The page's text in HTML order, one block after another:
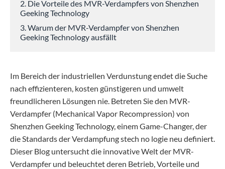
2. Die Vorteile des MVR-Verdampfers von Shenzhen
Geeking Technology
3. Warum der MVR-Verdampfer von Shenzhen
Geeking Technology ausfällt
Im Bereich der industriellen Verdunstung endet die Suche
nach effizienteren, kosten günstigeren und umwelt
freundlicheren Lösungen nie. Betreten Sie den MVR-
Verdampfer (Mechanical Vapor Recompression) von
Shenzhen Geeking Technology, einem Game-Changer, der
die Standards der Verdampfung stech no logie neu definiert.
Dieser Blog untersucht die innovative Welt der MVR-
Verdampfer und beleuchtet deren Betrieb, Vorteile und